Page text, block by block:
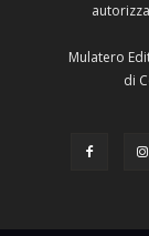
Mulatero
di